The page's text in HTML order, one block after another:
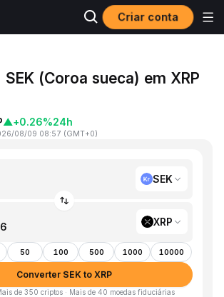
Criar conta
(Coroa sueca) em XRP
▲+0.26%24h
08/09 08:57 (GMT+0)
SEK
XRP
50 100 500 1000 10000
Converter SEK to XRP
de 350 criptos · Mais de 40 moedas fiduciárias